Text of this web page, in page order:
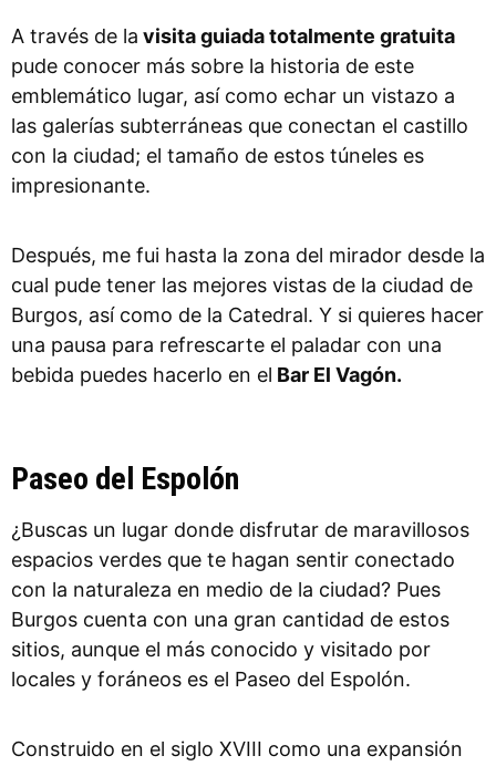
A través de la visita guiada totalmente gratuita
pude conocer más sobre la historia de este
emblemático lugar, así como echar un vistazo a
las galerías subterráneas que conectan el castillo
con la ciudad; el tamaño de estos túneles es
impresionante.
Después, me fui hasta la zona del mirador desde la
cual pude tener las mejores vistas de la ciudad de
Burgos, así como de la Catedral. Y si quieres hacer
una pausa para refrescarte el paladar con una
bebida puedes hacerlo en el Bar El Vagón.
Paseo del Espolón
¿Buscas un lugar donde disfrutar de maravillosos
espacios verdes que te hagan sentir conectado
con la naturaleza en medio de la ciudad? Pues
Burgos cuenta con una gran cantidad de estos
sitios, aunque el más conocido y visitado por
locales y foráneos es el Paseo del Espolón.
Construido en el siglo XVIII como una expansión